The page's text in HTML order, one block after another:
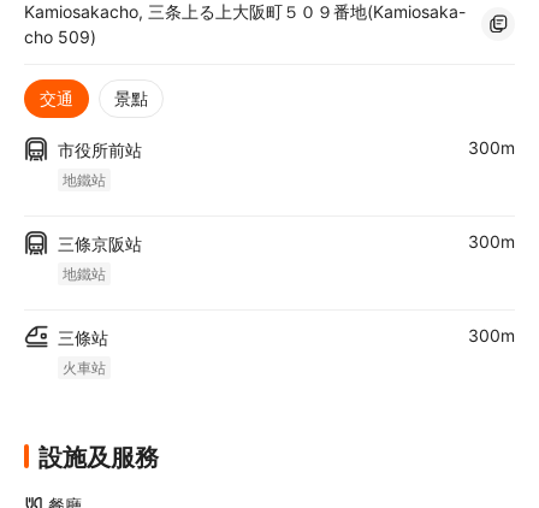
以結合西餐與京都料理的獨特風味熱情款待每位賓客，在此享受道
地美食體驗
住宿簡介
京都 Premier 索拉利亞西鐵酒店位處京都中心地帶，步行 4 分鐘
Kamiosakacho, 三条上る上大阪町５０９番地(Kamiosaka-
cho 509)
交通 景點
市役所前站
地鐵站
300m
三條京阪站
地鐵站
300m
三條站
火車站
300m
設施及服務